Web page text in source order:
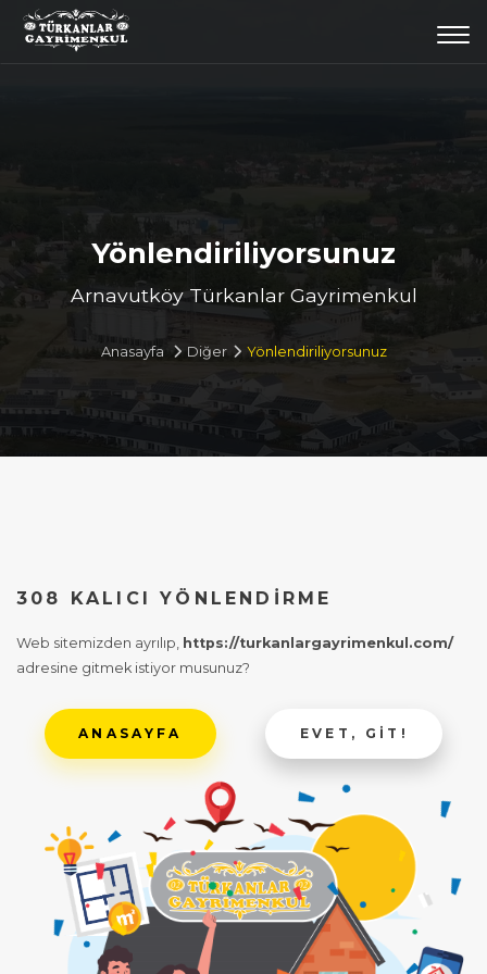
Yönlendiriliyorsunuz
Arnavutköy Türkanlar Gayrimenkul
Anasayfa Diğer Yönlendiriliyorsunuz
308 KALICI YÖNLENDIRME
Web sitemizden ayrılıp, https://turkanlargayrimenkul.com/
adresine gitmek istiyor musunuz?
ANASAYFA EVET, GIT!